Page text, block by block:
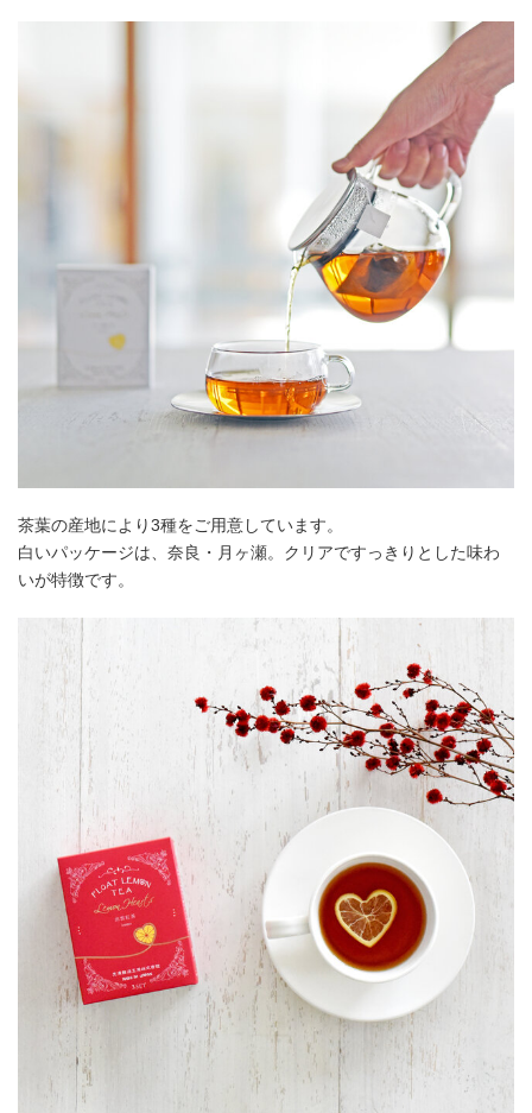
茶葉の産地により3種をご用意しています。
白いパッケージは、奈良・月ヶ瀬。クリアですっきりとした味わ
いが特徴です。